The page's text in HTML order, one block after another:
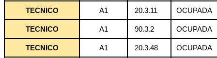
TECNICO A1 20.3.11 OCUPADA
TECNICO A1 90.3.2 OCUPADA
TECNICO A1 20.3.48 OCUPADA